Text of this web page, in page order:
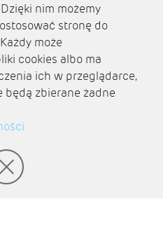
nim możemy
stronę do
może
cookies albo ma
ich w przeglądarce,
będą zbierane żadne